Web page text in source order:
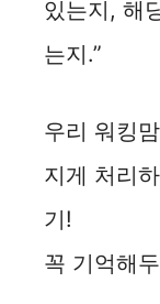
있는지, 해
는지.”
우리 워킹
지게 처리
기!
꼭 기억해